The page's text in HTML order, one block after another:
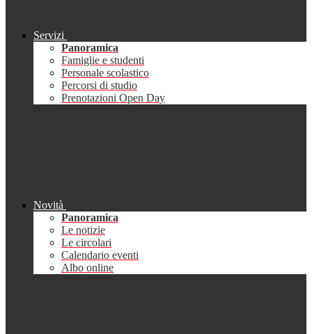
Servizi
Panoramica
Famiglie e studenti
Personale scolastico
Percorsi di studio
Prenotazioni Open Day
Novità
Panoramica
Le notizie
Le circolari
Calendario eventi
Albo online